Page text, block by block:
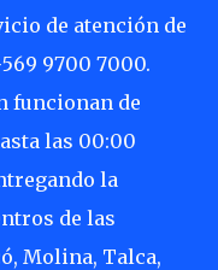
de atención de
9700 7000.
funcionan de
las 00:00
la
de las
Molina, Talca,